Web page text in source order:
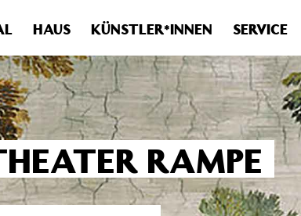
Verwende stattdessen get_permalink(). in
HAUS KÜNSTLER*INNEN SERVICE
RAMPE